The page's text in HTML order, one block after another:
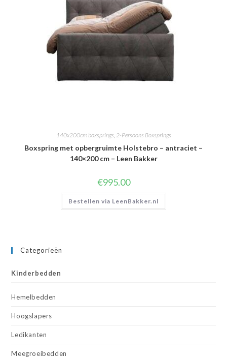
140x200cm boxsprings,2-Persoons Boxsprings
Boxspring met opbergruimte Holstebro – antraciet –
140×200 cm – Leen Bakker
€995.00
Bestellen via LeenBakker.nl
Categorieën
Kinderbedden
Hemelbedden
Hoogslapers
Ledikanten
Meegroeibedden